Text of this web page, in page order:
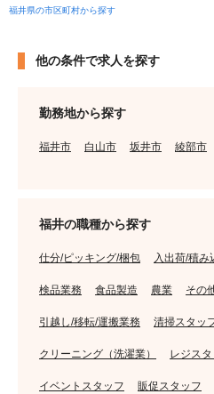
福井県の市区町村から探す
他の条件で求人を探す
勤務地から探す
福井市 白山市 坂井市 綾部市
福井の職種から探す
仕分/ピッキング/梱包 入出荷/積み
検品業務 食品製造 農業 その
引越し/移転/運搬業務 清掃スタッ
クリーニング（洗濯業） レジス
イベントスタッフ 販促スタッフ